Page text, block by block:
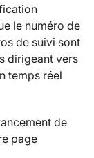
le numéro de
de suivi sont
dirigeant vers
temps réel
de
page